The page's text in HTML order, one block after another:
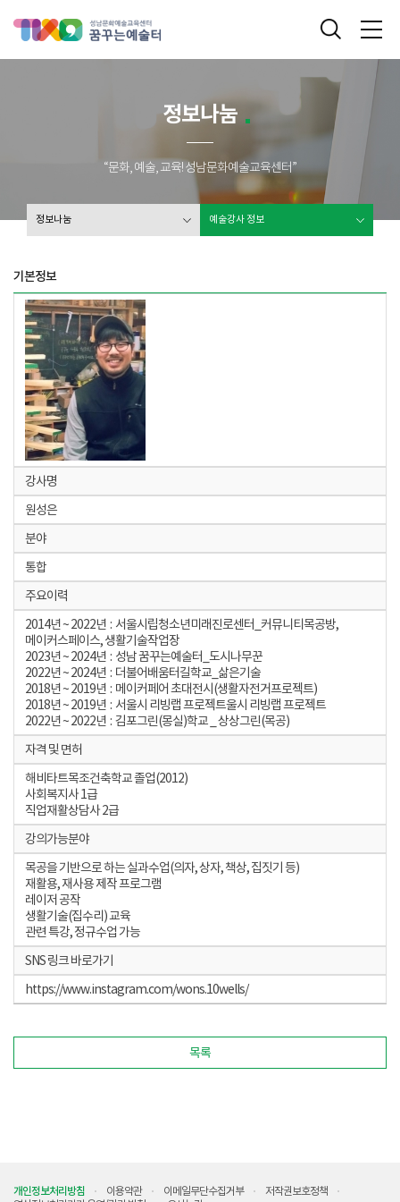
통합검색
정보나눔
“문화, 예술, 교육! 성남문화예술교육센터”
정보나눔 예술강사 정보
기본정보
강사명
원성은
분야
통합
주요이력
2014년 ~ 2022년 : 서울시립청소년미래진로센터_커뮤니티목공방,
메이커스페이스, 생활기술작업장
2023년 ~ 2024년 : 성남 꿈꾸는예술터_도시나무꾼
2022년 ~ 2024년 : 더불어배움터길학교_삶은기술
2018년 ~ 2019년 : 메이커페어 초대전시(생활자전거프로젝트)
2018년 ~ 2019년 : 서울시 리빙랩 프로젝트울시 리빙랩 프로젝트
2022년 ~ 2022년 : 김포그린(몽실)학교 _ 상상그린(목공)
자격 및 면허
해비타트목조건축학교 졸업(2012)
사회복지사 1급
직업재활상담사 2급
강의가능분야
목공을 기반으로 하는 실과수업(의자, 상자, 책상, 집짓기 등)
재활용, 재사용 제작 프로그램
레이저 공작
생활기술(집수리) 교육
관련 특강, 정규수업 가능
SNS 링크 바로가기
https://www.instagram.com/wons.10wells/
목록
개인정보처리방침 이용약관 이메일무단수집거부
저작권보호정책